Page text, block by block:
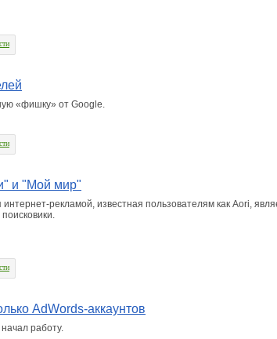
«фишку» от Google.
и "Мой мир"
рекламой, известная пользователям как Aori,
AdWords-аккаунтов
работу.